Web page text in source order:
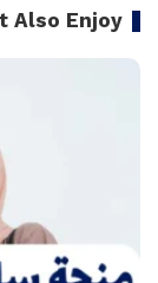
Also Enjoy